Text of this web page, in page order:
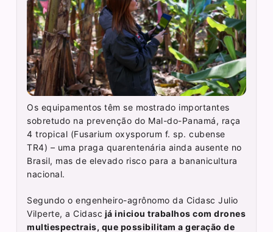
Os equipamentos têm se mostrado importantes
sobretudo na prevenção do Mal-do-Panamá, raça
4 tropical (Fusarium oxysporum f. sp. cubense
TR4) – uma praga quarentenária ainda ausente no
Brasil, mas de elevado risco para a bananicultura
nacional.
Segundo o engenheiro-agrônomo da Cidasc Julio
Vilperte, a Cidasc já iniciou trabalhos com drones
multiespectrais, que possibilitam a geração de